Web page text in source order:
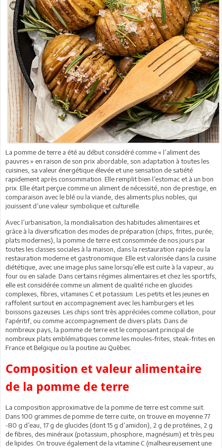
La pomme de terre a été au début considéré comme « l’aliment des
pauvres » en raison de son prix abordable, son adaptation à toutes les
cuisines, sa valeur énergétique élevée et une sensation de satiété
rapidement après consommation. Elle remplit bien l’estomac et à un bon
prix. Elle était perçue comme un aliment de nécessité, non de prestige, en
comparaison avec le blé ou la viande, des aliments plus nobles, qui
jouissent d’une valeur symbolique et culturelle.
Avec l’urbanisation, la mondialisation des habitudes alimentaires et
grâce à la diversification des modes de préparation (chips, frites, purée,
plats modernes), la pomme de terre est consommée de nos jours par
toutes les classes sociales à la maison, dans la restauration rapide ou la
restauration moderne et gastronomique. Elle est valorisée dans la cuisine
diététique, avec une image plus saine lorsqu’elle est cuite à la vapeur, au
four ou en salade. Dans certains régimes alimentaires et chez les sportifs,
elle est considérée comme un aliment de qualité riche en glucides
complexes, fibres, vitamines C et potassium. Les petits et les jeunes en
raffolent surtout en accompagnement avec les hamburgers et les
boissons gazeuses. Les chips sont très appréciées comme collation, pour
l'apéritif, ou comme accompagnement de divers plats. Dans de
nombreux pays, la pomme de terre est le composant principal de
nombreux plats emblématiques comme les moules-frites, steak-frites en
France et Belgique ou la poutine au Quèbec.
Composition et valeur alimentaire
de la pomme de terre
La composition approximative de la pomme de terre est comme suit.
Dans 100 grammes de pomme de terre cuite, on trouve en moyenne 77
-80 g d’eau, 17 g de glucides (dont 15 g d’amidon), 2 g de protéines, 2 g
de fibres, des minéraux (potassium, phosphore, magnésium) et très peu
de lipides. On trouve également de la vitamine C (malheureusement une